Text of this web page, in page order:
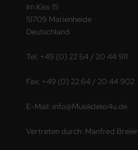
Im Kiss 15
51709 Marienheide
Deutschland
Tel: +49 (0) 22 64 / 20 44 911
Fax: +49 (0) 22 64 / 20 44 902
E-Mail: info@Musikdeko4u.de
Vertreten durch: Manfred Breier